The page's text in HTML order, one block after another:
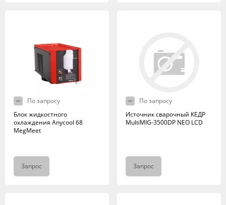
По запросу
Блок жидкостного
охлаждения Anycool 68
MegMeet
Запрос
По запросу
Источник сварочный КЕДР
MultiMIG-3500DP NEO LCD
Запрос